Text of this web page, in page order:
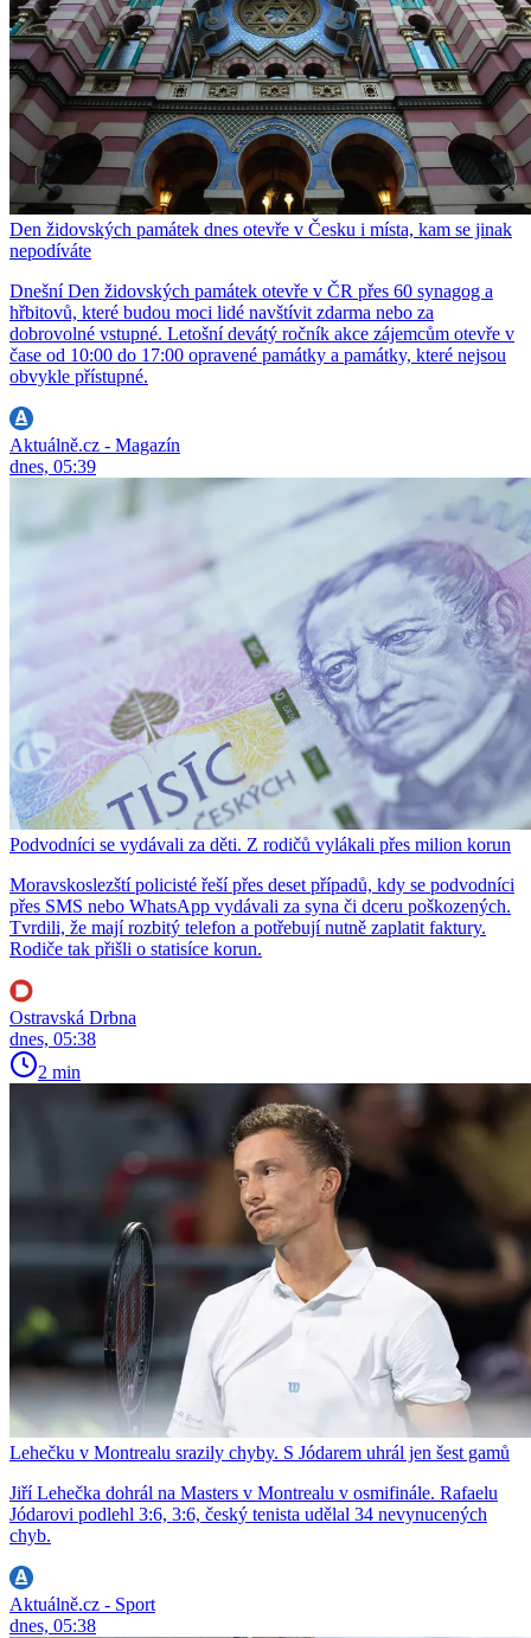
Den židovských památek dnes otevře v Česku i místa, kam se jinak
nepodíváte
Dnešní Den židovských památek otevře v ČR přes 60 synagog a
hřbitovů, které budou moci lidé navštívit zdarma nebo za
dobrovolné vstupné. Letošní devátý ročník akce zájemcům otevře v
čase od 10:00 do 17:00 opravené památky a památky, které nejsou
obvykle přístupné.
Aktuálně.cz - Magazín
dnes, 05:39
Podvodníci se vydávali za děti. Z rodičů vylákali přes milion korun
Moravskoslezští policisté řeší přes deset případů, kdy se podvodníci
přes SMS nebo WhatsApp vydávali za syna či dceru poškozených.
Tvrdili, že mají rozbitý telefon a potřebují nutně zaplatit faktury.
Rodiče tak přišli o statisíce korun.
Ostravská Drbna
dnes, 05:38
2 min
Lehečku v Montrealu srazily chyby. S Jódarem uhrál jen šest gamů
Jiří Lehečka dohrál na Masters v Montrealu v osmifinále. Rafaelu
Jódarovi podlehl 3:6, 3:6, český tenista udělal 34 nevynucených
chyb.
Aktuálně.cz - Sport
dnes, 05:38